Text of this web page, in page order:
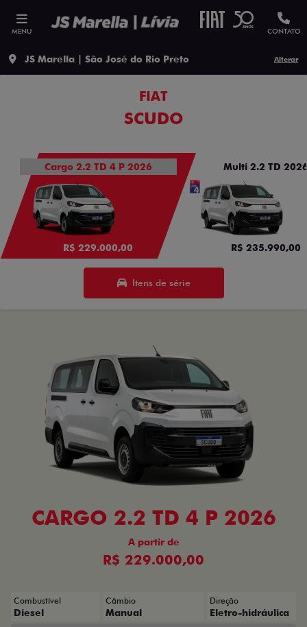
MENU CONTATO
JS Marella | São José do Rio Preto Alterar
FIAT
SCUDO
Cargo 2.2 TD 4 P 2026
R$ 229.000,00
Multi 2.2 TD
R$ 235.990,00
Itens de série
CARGO 2.2 TD 4 P 2026
A partir de
R$ 229.000,00
Combustível
Diesel
Câmbio
Manual
Direção
Eletro-hidráulica